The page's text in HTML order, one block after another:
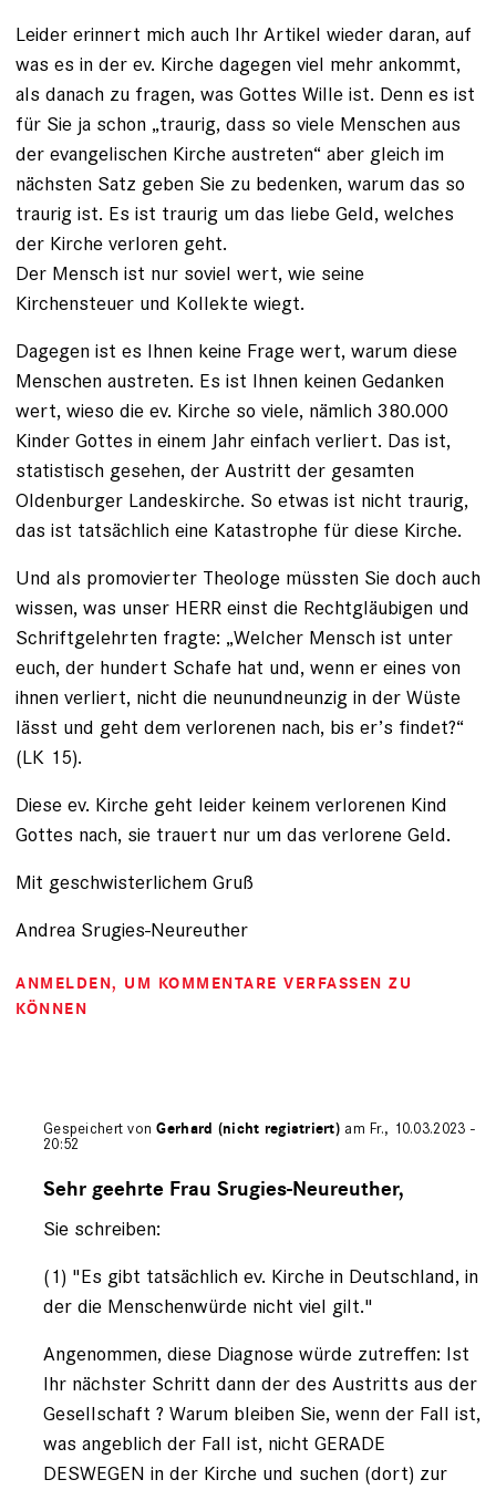
Leider erinnert mich auch Ihr Artikel wieder daran, auf
was es in der ev. Kirche dagegen viel mehr ankommt,
als danach zu fragen, was Gottes Wille ist. Denn es ist
für Sie ja schon „traurig, dass so viele Menschen aus
der evangelischen Kirche austreten“ aber gleich im
nächsten Satz geben Sie zu bedenken, warum das so
traurig ist. Es ist traurig um das liebe Geld, welches
der Kirche verloren geht.
Der Mensch ist nur soviel wert, wie seine
Kirchensteuer und Kollekte wiegt.
Dagegen ist es Ihnen keine Frage wert, warum diese
Menschen austreten. Es ist Ihnen keinen Gedanken
wert, wieso die ev. Kirche so viele, nämlich 380.000
Kinder Gottes in einem Jahr einfach verliert. Das ist,
statistisch gesehen, der Austritt der gesamten
Oldenburger Landeskirche. So etwas ist nicht traurig,
das ist tatsächlich eine Katastrophe für diese Kirche.
Und als promovierter Theologe müssten Sie doch auch
wissen, was unser HERR einst die Rechtgläubigen und
Schriftgelehrten fragte: „Welcher Mensch ist unter
euch, der hundert Schafe hat und, wenn er eines von
ihnen verliert, nicht die neunundneunzig in der Wüste
lässt und geht dem verlorenen nach, bis er’s findet?“
(LK 15).
Diese ev. Kirche geht leider keinem verlorenen Kind
Gottes nach, sie trauert nur um das verlorene Geld.
Mit geschwisterlichem Gruß
Andrea Srugies-Neureuther
ANMELDEN, UM KOMMENTARE VERFASSEN ZU
KÖNNEN
Gespeichert vonGerhard (nicht registriert) am Fr., 10.03.2023 -
20:52
auf
Andrea
(nicht
registriert)
Sehr geehrte Frau Srugies-Neureuther,
Sie schreiben:
(1) "Es gibt tatsächlich ev. Kirche in Deutschland, in
der die Menschenwürde nicht viel gilt."
Angenommen, diese Diagnose würde zutreffen: Ist
Ihr nächster Schritt dann der des Austritts aus der
Gesellschaft ? Warum bleiben Sie, wenn der Fall ist,
was angeblich der Fall ist, nicht GERADE
DESWEGEN in der Kirche und suchen (dort) zur